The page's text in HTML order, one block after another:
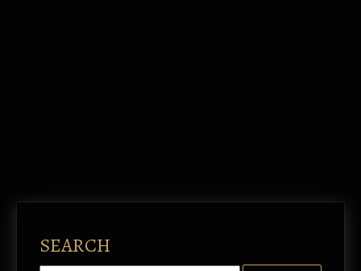
SEARCH